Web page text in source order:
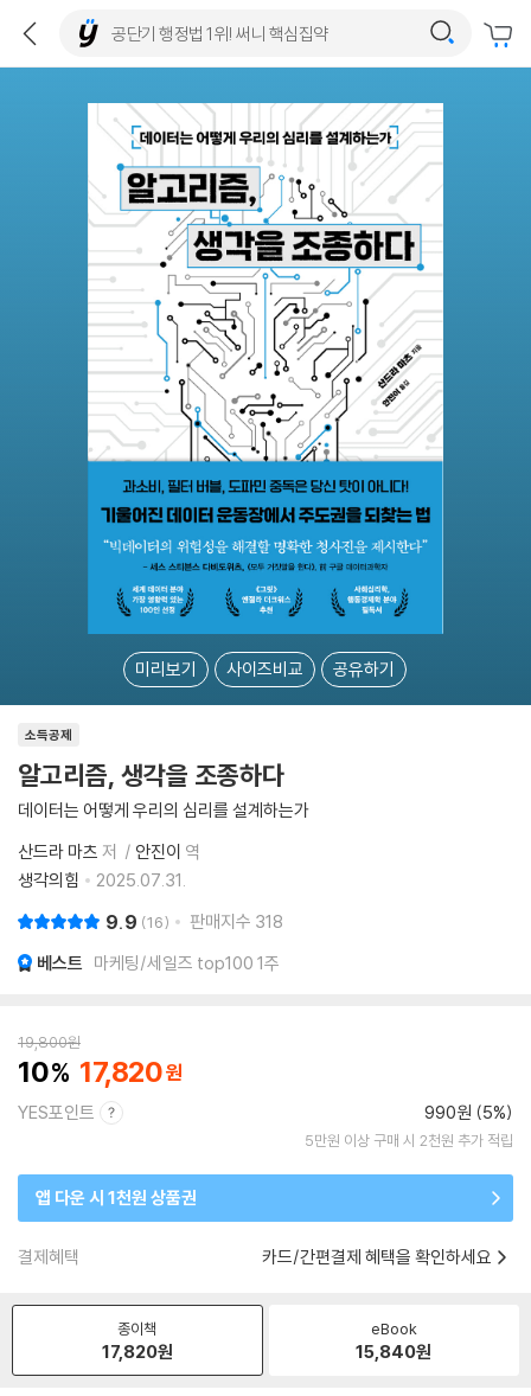
미리보기 사이즈비교 공유하기
소득공제
알고리즘, 생각을 조종하다
데이터는 어떻게 우리의 심리를 설계하는가
산드라 마츠 저 안진이 역
생각의힘
2025.07.31.
9.9 16 판매지수 318
베스트 마케팅/세일즈 top100 1주
19,800원
10 17,820
YES포인트 990원 (5%)
5만원 이상 구매 시 2천원 추가 적립
앱 다운 시 1천원 상품권
결제혜택 카드/간편결제 혜택을 확인하세요
종이책
17,820원
eBook
15,840원